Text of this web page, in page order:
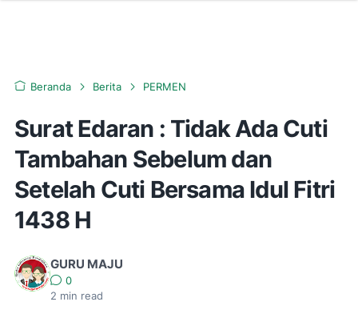
Beranda Berita PERMEN
Surat Edaran : Tidak Ada Cuti
Tambahan Sebelum dan
Setelah Cuti Bersama Idul Fitri
1438 H
GURU MAJU
0
2 min read